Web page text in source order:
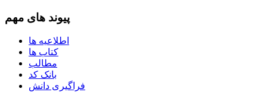
پیوند های مهم
اطلاعیه ها
کتاب ها
مطالب
بانک کد
فراگیری دانش